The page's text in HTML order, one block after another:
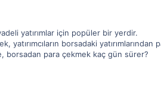
yatırımlar için popüler bir yerdir.
borsadaki yatırımlarından
borsadan para çekmek kaç gün sürer?